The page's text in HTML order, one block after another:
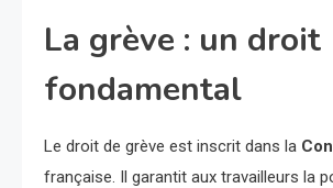
La grève : un droit
fondamental
Le droit de grève est inscrit dans la
française. Il garantit aux travailleurs la